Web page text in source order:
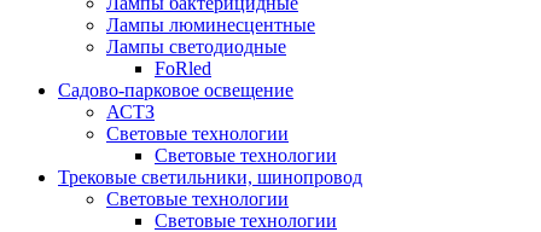
Лампы люминесцентные
Лампы светодиодные
FoRled
Садово-парковое освещение
АСТЗ
Световые технологии
Световые технологии
Трековые светильники, шинопровод
Световые технологии
Световые технологии